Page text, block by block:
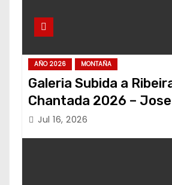
AÑO 2026 MONTAÑA
Galeria Subida a
Chantada 2026 –
Jul 16, 2026